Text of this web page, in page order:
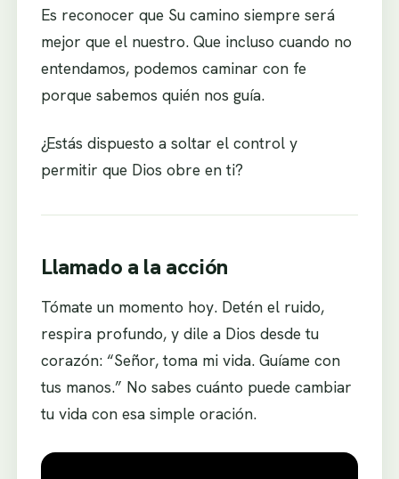
Es reconocer que Su camino siempre será
mejor que el nuestro. Que incluso cuando no
entendamos, podemos caminar con fe
porque sabemos quién nos guía.
¿Estás dispuesto a soltar el control y
permitir que Dios obre en ti?
Llamado a la acción
Tómate un momento hoy. Detén el ruido,
respira profundo, y dile a Dios desde tu
corazón: “Señor, toma mi vida. Guíame con
tus manos.” No sabes cuánto puede cambiar
tu vida con esa simple oración.